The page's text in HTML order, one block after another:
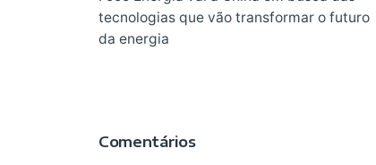
tecnologias que vão transformar o futuro
da energia
Comentários